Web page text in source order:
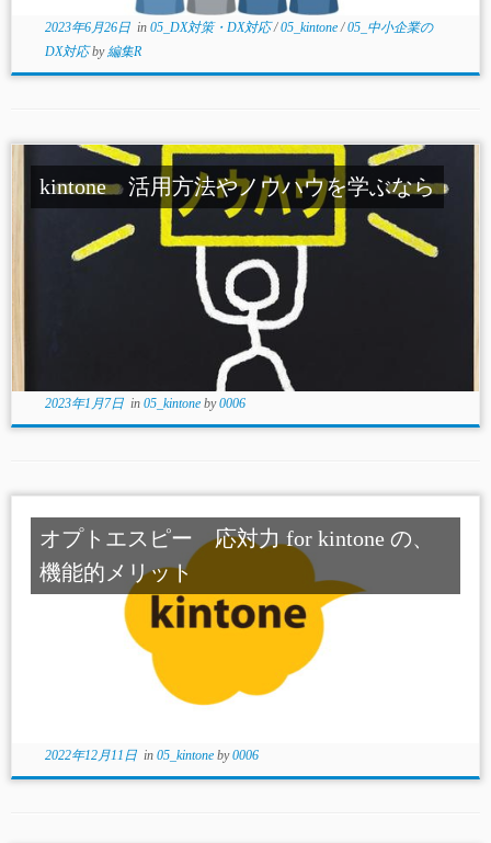
2023年6月26日in 05_DX対策・DX対応/05_kintone/05_中小企業の
DX対応by編集R
kintone 活用方法やノウハウを学ぶなら
2023年1月7日in 05_kintone by0006
オプトエスピー 応対力 for kintone の、
機能的メリット
2022年12月11日in 05_kintone by0006